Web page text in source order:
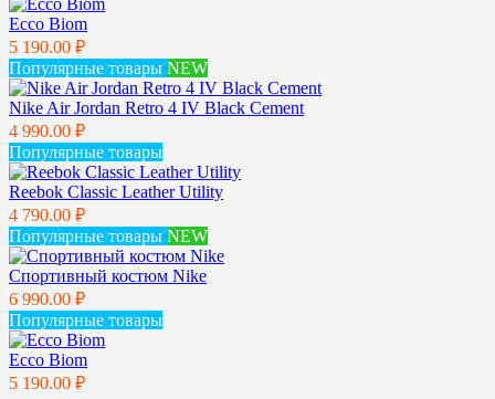
Ecco Biom
5 190.00 ₽
Популярные товары NEW
Nike Air Jordan Retro 4 IV Black Cement
4 990.00 ₽
Популярные товары
Reebok Classic Leather Utility
4 790.00 ₽
Популярные товары NEW
Спортивный костюм Nike
6 990.00 ₽
Популярные товары
Ecco Biom
5 190.00 ₽